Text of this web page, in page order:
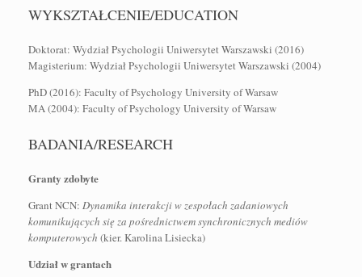
WYKSZTAŁCENIE/EDUCATION
Doktorat: Wydział Psychologii Uniwersytet Warszawski (2016)
Magisterium: Wydział Psychologii Uniwersytet Warszawski (2004)
PhD (2016): Faculty of Psychology University of Warsaw
MA (2004): Faculty of Psychology University of Warsaw
BADANIA/RESEARCH
Granty zdobyte
Grant NCN: Dynamika interakcji w zespołach zadaniowych
komunikujących się za pośrednictwem synchronicznych mediów
komputerowych (kier. Karolina Lisiecka)
Udział w grantach